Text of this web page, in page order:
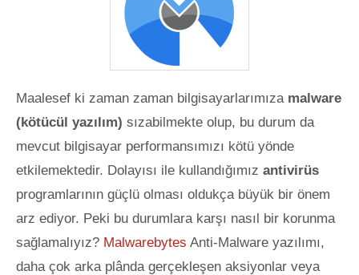
Maalesef ki zaman zaman bilgisayarlarımıza malware
(kötücül yazılım) sızabilmekte olup, bu durum da
mevcut bilgisayar performansımızı kötü yönde
etkilemektedir. Dolayısı ile kullandığımız antivirüs
programlarının güçlü olması oldukça büyük bir önem
arz ediyor. Peki bu durumlara karşı nasıl bir korunma
sağlamalıyız? Malwarebytes Anti-Malware yazılımı,
daha çok arka plânda gerçekleşen aksiyonlar veya